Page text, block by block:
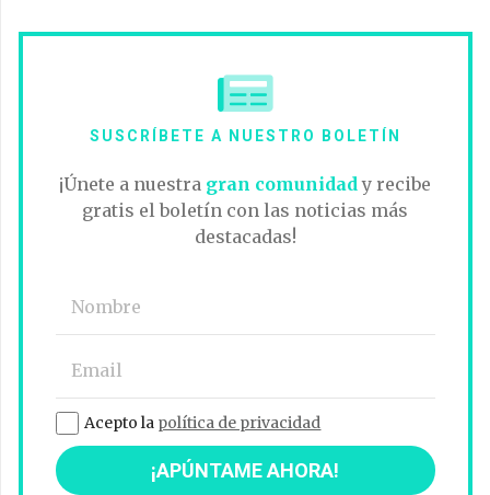
SUSCRÍBETE A NUESTRO BOLETÍN
¡Únete a nuestra gran comunidad y recibe
gratis el boletín con las noticias más
destacadas!
Acepto la política de privacidad